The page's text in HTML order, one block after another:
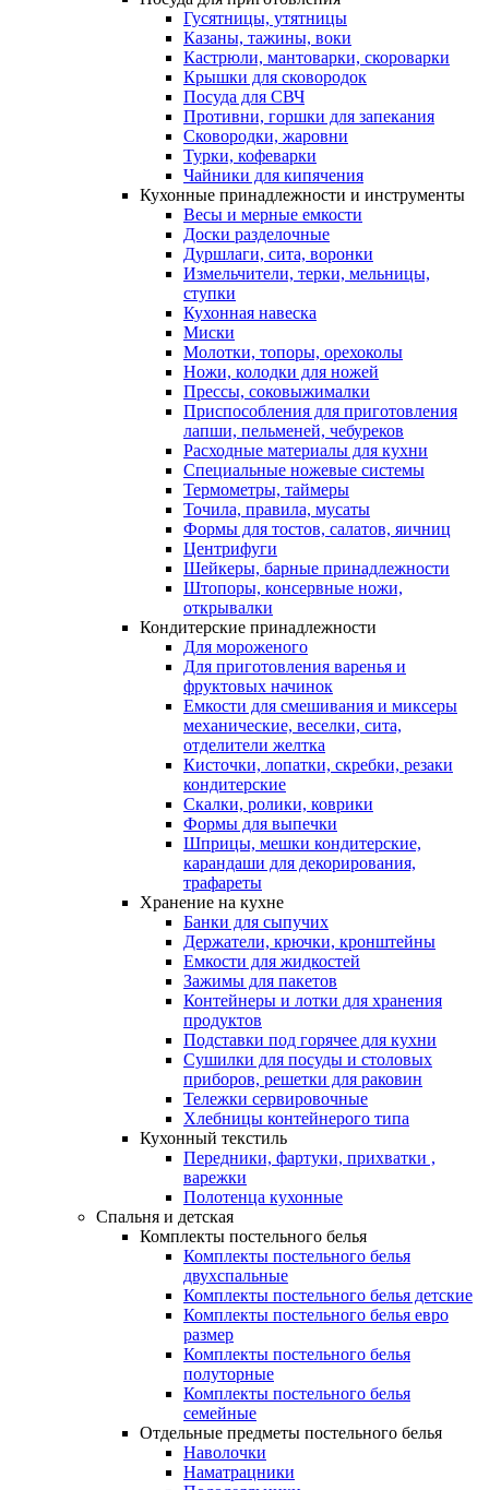
Гусятницы, утятницы
Казаны, тажины, воки
Кастрюли, мантоварки, скороварки
Крышки для сковородок
Посуда для СВЧ
Противни, горшки для запекания
Сковородки, жаровни
Турки, кофеварки
Чайники для кипячения
Кухонные принадлежности и инструменты
Весы и мерные емкости
Доски разделочные
Дуршлаги, сита, воронки
Измельчители, терки, мельницы,
ступки
Кухонная навеска
Миски
Молотки, топоры, орехоколы
Ножи, колодки для ножей
Прессы, соковыжималки
Приспособления для приготовления
лапши, пельменей, чебуреков
Расходные материалы для кухни
Специальные ножевые системы
Термометры, таймеры
Точила, правила, мусаты
Формы для тостов, салатов, яичниц
Центрифуги
Шейкеры, барные принадлежности
Штопоры, консервные ножи,
открывалки
Кондитерские принадлежности
Для мороженого
Для приготовления варенья и
фруктовых начинок
Емкости для смешивания и миксеры
механические, веселки, сита,
отделители желтка
Кисточки, лопатки, скребки, резаки
кондитерские
Скалки, ролики, коврики
Формы для выпечки
Шприцы, мешки кондитерские,
карандаши для декорирования,
трафареты
Хранение на кухне
Банки для сыпучих
Держатели, крючки, кронштейны
Емкости для жидкостей
Зажимы для пакетов
Контейнеры и лотки для хранения
продуктов
Подставки под горячее для кухни
Сушилки для посуды и столовых
приборов, решетки для раковин
Тележки сервировочные
Хлебницы контейнерого типа
Кухонный текстиль
Передники, фартуки, прихватки ,
варежки
Полотенца кухонные
Спальня и детская
Комплекты постельного белья
Комплекты постельного белья
двухспальные
Комплекты постельного белья детские
Комплекты постельного белья евро
размер
Комплекты постельного белья
полуторные
Комплекты постельного белья
семейные
Отдельные предметы постельного белья
Наволочки
Наматрацники